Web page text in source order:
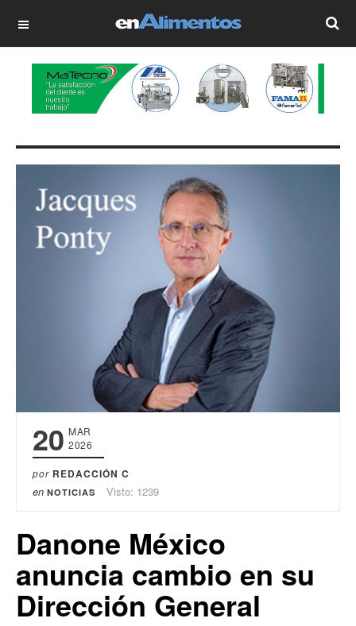
OFF CANVAS
20 MAR
2026
por REDACCIÓN C
en NOTICIAS Visto: 1239
Danone México
anuncia cambio en su
Dirección General